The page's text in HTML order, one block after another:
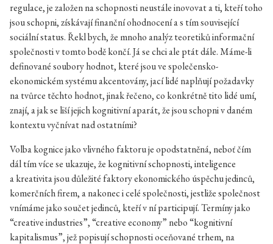
regulace, je založen na schopnosti neustále inovovat a ti, kteří toho
jsou schopni, získávají finanční ohodnocení a s tím související
sociální status. Řekl bych, že mnoho analýz teoretiků informační
společnosti v tomto bodě končí. Já se chci ale ptát dále. Máme-li
definované soubory hodnot, které jsou ve společensko-
ekonomickém systému akcentovány, jací lidé naplňují požadavky
na tvůrce těchto hodnot, jinak řečeno, co konkrétně tito lidé umí,
znají, a jak se liší jejich kognitivní aparát, že jsou schopni v daném
kontextu vyčnívat nad ostatními?
Volba kognice jako vlivného faktoru je opodstatněná, neboť čím
dál tím více se ukazuje, že kognitivní schopnosti, inteligence
a kreativita jsou důležité faktory ekonomického úspěchu jedinců,
komerčních firem, a nakonec i celé společnosti, jestliže společnost
vnímáme jako součet jedinců, kteří v ní participují. Termíny jako
“creative industries”, “creative economy” nebo “kognitivní
kapitalismus”, jež popisují schopnosti oceňované trhem, na